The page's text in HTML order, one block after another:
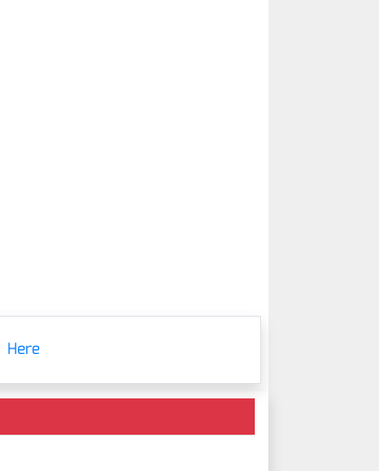
Here